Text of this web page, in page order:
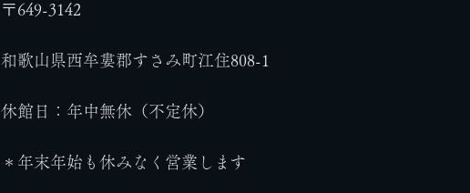
〒649-3142
和歌山県西牟婁郡すさみ町江住808-1
休館日：年中無休（不定休）
＊年末年始も休みなく営業します